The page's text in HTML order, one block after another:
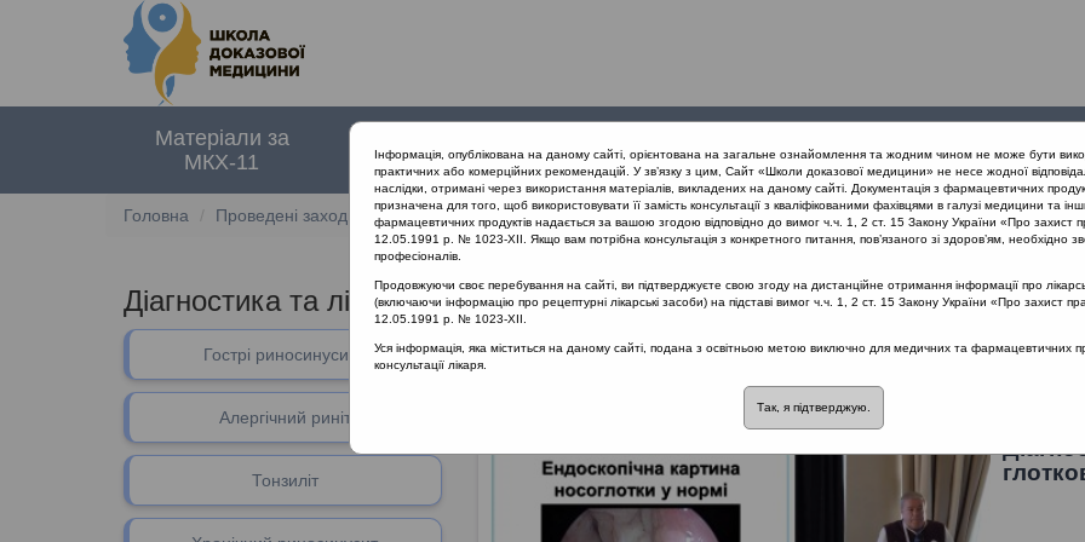
Матеріали за
МКХ-11
документи
заходи
проекту
Головна Проведені заходи Діагностика та лікування гострих тонзилітів з позицій доказової медицини (Одеса)
Діагностика та лікування гострих тонзилітів з позицій доказової
Гострі риносинусити
Алергічний риніт
Тонзиліт
Тонзиліт Лектор: Безшапочний Сергій Борисович
Інформація, опублікована на даному сайті, орієнтована на загальне ознайомлення та жодним чином не може бути
практичних або комерційних рекомендацій. У зв’язку з цим, Сайт «Школи доказової медицини» не несе жодної
наслідки, отримані через використання матеріалів, викладених на даному сайті. Документація з фармацевтичних
призначена для того, щоб використовувати її замість консультації з кваліфікованими фахівцями в галузі медицини та
фармацевтичних продуктів надається за вашою згодою відповідно до вимог ч.ч. 1, 2 ст. 15 Закону України «Про захист
12.05.1991 р. № 1023-XII. Якщо вам потрібна консультація з конкретного питання, пов’язаного зі здоров’ям, необхідно
професіоналів.
Продовжуючи своє перебування на сайті, ви підтверджуєте свою згоду на дистанційне отримання інформації про
(включаючи інформацію про рецептурні лікарські засоби) на підставі вимог ч.ч. 1, 2 ст. 15 Закону України «Про захист
12.05.1991 р. № 1023-XII.
Уся інформація, яка міститься на даному сайті, подана з освітньою метою виключно для медичних та фармацевтичних
консультації лікаря.
Так, я підтверджую.